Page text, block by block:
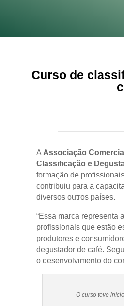
Curso de
A Associação
Classificação e
formação de
contribuiu para a
diversos outros países.
“Essa marca representa
profissionais que estão
produtores e
degustador de café.
o desenvolvimento do
O curso teve